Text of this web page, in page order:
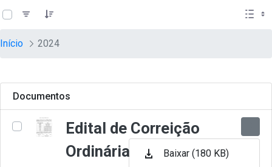
Pular para o Conteúdo principal
teste descricao
Início 2024
Documentos
Edital de Correição
Ordinária nº 012-2024
Baixar (180 KB)